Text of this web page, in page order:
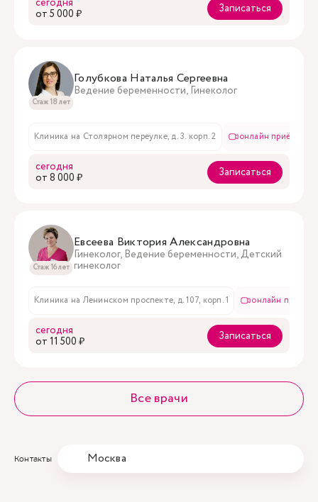
сегодня
oт 5 000 ₽
Записаться
Стаж 18 лет
Голубкова Наталья Сергеевна
Ведение беременности, Гинеколог
Клиника на Столярном переулке, д. 3. корп. 2 онлайн приём
сегодня
oт 8 000 ₽
Записаться
Стаж 16 лет
Евсеева Виктория Александровна
Гинеколог, Ведение беременности, Детский
гинеколог
Клиника на Ленинском проспекте, д. 107, корп. 1 онлайн приём
сегодня
oт 11 500 ₽
Записаться
Все врачи
Контакты Москва